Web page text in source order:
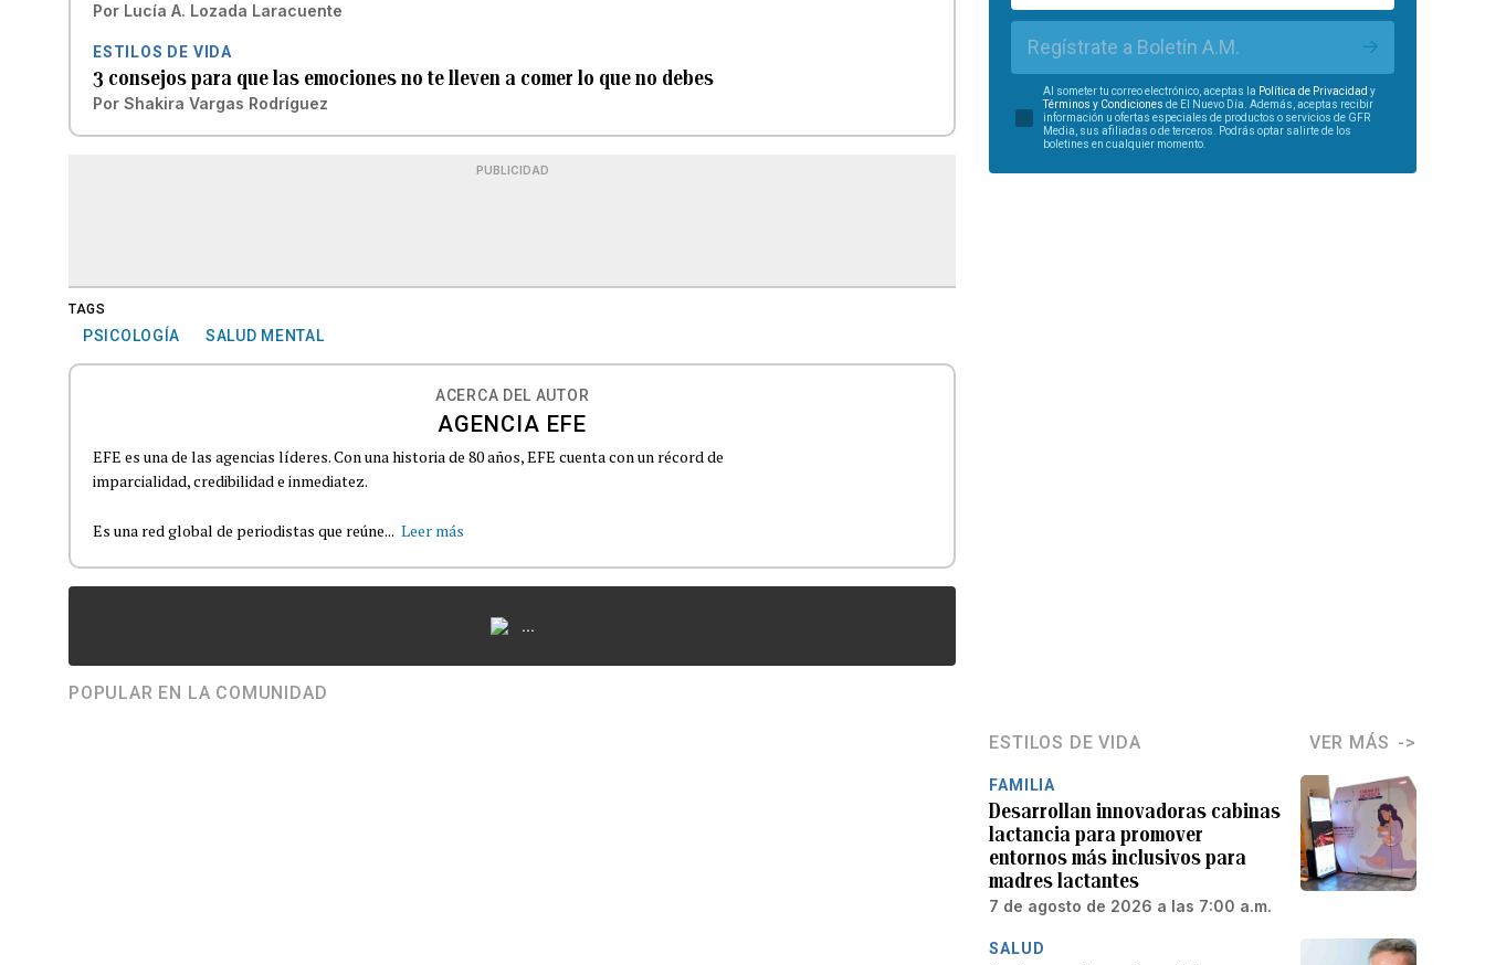
Por Lucía A. Lozada Laracuente
ESTILOS DE VIDA
3 consejos para que las emociones no te lleven a comer lo que no debes
Por Shakira Vargas Rodríguez
PUBLICIDAD
TAGS
PSICOLOGÍA SALUD MENTAL
ACERCA DEL AUTOR
AGENCIA EFE
EFE es una de las agencias líderes. Con una historia de 80 años, EFE cuenta con un récord de
imparcialidad, credibilidad e inmediatez.
Es una red global de periodistas que reúne... Leer más
...
POPULAR EN LA COMUNIDAD
Regístrate a Boletín A.M.
Al someter tu correo electrónico, aceptas la Política de Privacidad y
Términos y Condiciones de El Nuevo Día. Además, aceptas recibir
información u ofertas especiales de productos o servicios de GFR
Media, sus afiliadas o de terceros. Podrás optar salirte de los
boletines en cualquier momento.
ESTILOS DE VIDA VER MÁS
FAMILIA
Desarrollan innovadoras cabinas
lactancia para promover
entornos más inclusivos para
madres lactantes
7 de agosto de 2026 a las 7:00 a.m.
SALUD